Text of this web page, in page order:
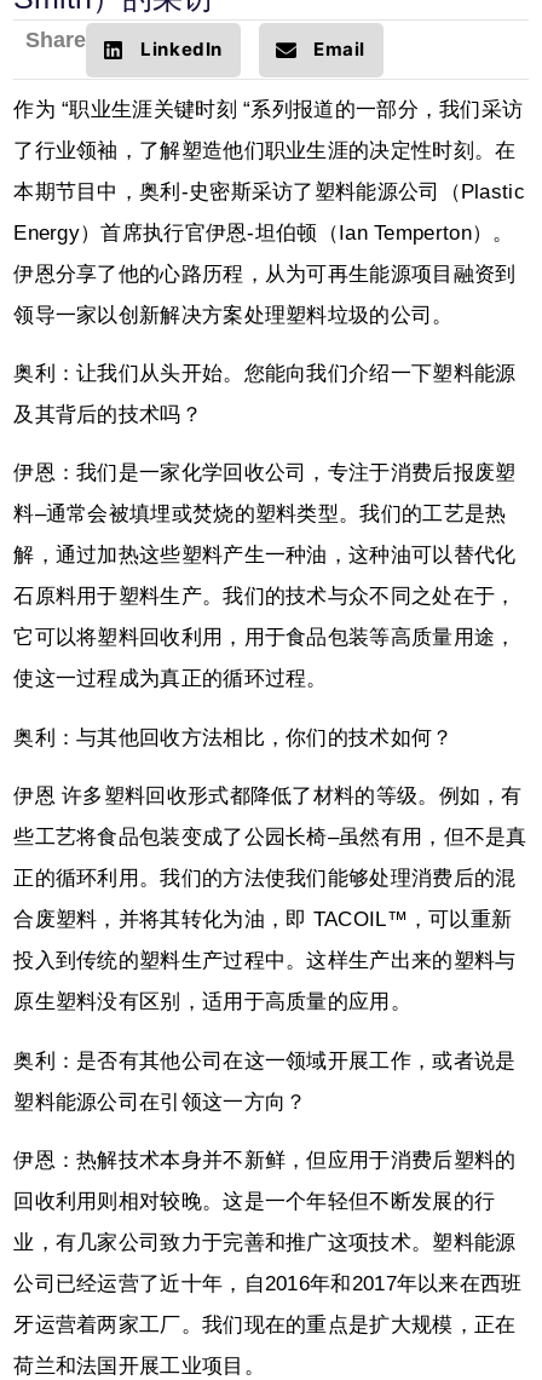
Share LinkedIn Email
作为 “职业生涯关键时刻 “系列报道的一部分，我们采访
了行业领袖，了解塑造他们职业生涯的决定性时刻。在
本期节目中，奥利-史密斯采访了塑料能源公司（Plastic
Energy）首席执行官伊恩-坦伯顿（Ian Temperton）。
伊恩分享了他的心路历程，从为可再生能源项目融资到
领导一家以创新解决方案处理塑料垃圾的公司。
奥利：让我们从头开始。您能向我们介绍一下塑料能源
及其背后的技术吗？
伊恩：我们是一家化学回收公司，专注于消费后报废塑
料–通常会被填埋或焚烧的塑料类型。我们的工艺是热
解，通过加热这些塑料产生一种油，这种油可以替代化
石原料用于塑料生产。我们的技术与众不同之处在于，
它可以将塑料回收利用，用于食品包装等高质量用途，
使这一过程成为真正的循环过程。
奥利：与其他回收方法相比，你们的技术如何？
伊恩 许多塑料回收形式都降低了材料的等级。例如，有
些工艺将食品包装变成了公园长椅–虽然有用，但不是真
正的循环利用。我们的方法使我们能够处理消费后的混
合废塑料，并将其转化为油，即 TACOIL™，可以重新
投入到传统的塑料生产过程中。这样生产出来的塑料与
原生塑料没有区别，适用于高质量的应用。
奥利：是否有其他公司在这一领域开展工作，或者说是
塑料能源公司在引领这一方向？
伊恩：热解技术本身并不新鲜，但应用于消费后塑料的
回收利用则相对较晚。这是一个年轻但不断发展的行
业，有几家公司致力于完善和推广这项技术。塑料能源
公司已经运营了近十年，自2016年和2017年以来在西班
牙运营着两家工厂。我们现在的重点是扩大规模，正在
荷兰和法国开展工业项目。